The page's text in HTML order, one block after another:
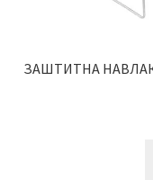
ЗАШТИТНА